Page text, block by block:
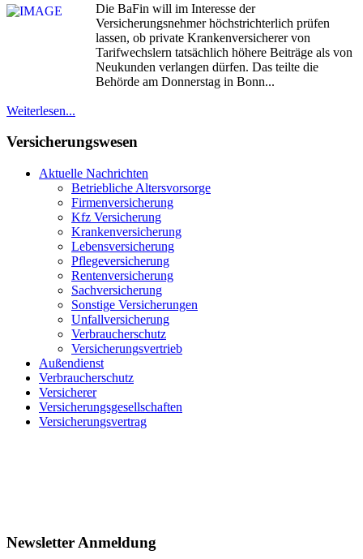
Die BaFin will im Interesse der
Versicherungsnehmer höchstrichterlich prüfen
lassen, ob private Krankenversicherer von
Tarifwechslern tatsächlich höhere Beiträge als von
Neukunden verlangen dürfen. Das teilte die
Behörde am Donnerstag in Bonn...
Weiterlesen...
Versicherungswesen
Aktuelle Nachrichten
Betriebliche Altersvorsorge
Firmenversicherung
Kfz Versicherung
Krankenversicherung
Lebensversicherung
Pflegeversicherung
Rentenversicherung
Sachversicherung
Sonstige Versicherungen
Unfallversicherung
Verbraucherschutz
Versicherungsvertrieb
Außendienst
Verbraucherschutz
Versicherer
Versicherungsgesellschaften
Versicherungsvertrag
Newsletter Anmeldung